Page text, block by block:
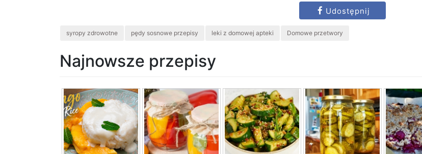
Udostępnij
syropy zdrowotne pędy sosnowe przepisy leki z domowej apteki Domowe przetwory
Najnowsze przepisy